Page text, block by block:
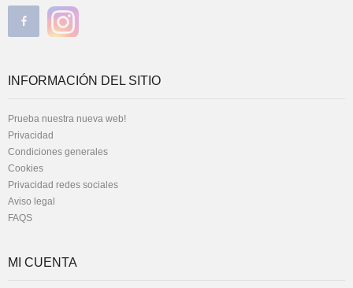
INFORMACIÓN DEL SITIO
Prueba nuestra nueva web!
Privacidad
Condiciones generales
Cookies
Privacidad redes sociales
Aviso legal
FAQS
MI CUENTA